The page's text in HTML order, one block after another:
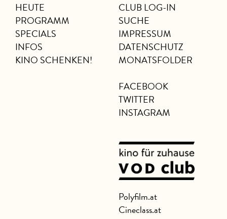
HEUTE
PROGRAMM
SPECIALS
INFOS
KINO SCHENKEN!
CLUB LOG-IN
SUCHE
IMPRESSUM
DATENSCHUTZ
MONATSFOLDER
FACEBOOK
TWITTER
INSTAGRAM
Polyfilm.at
Cineclass.at